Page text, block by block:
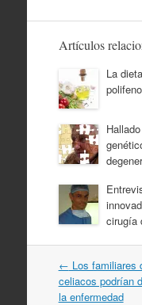
Artículos
La
cirugía
Navegación
por
artículos
← Los familiares
celiacos podrían
la enfermedad